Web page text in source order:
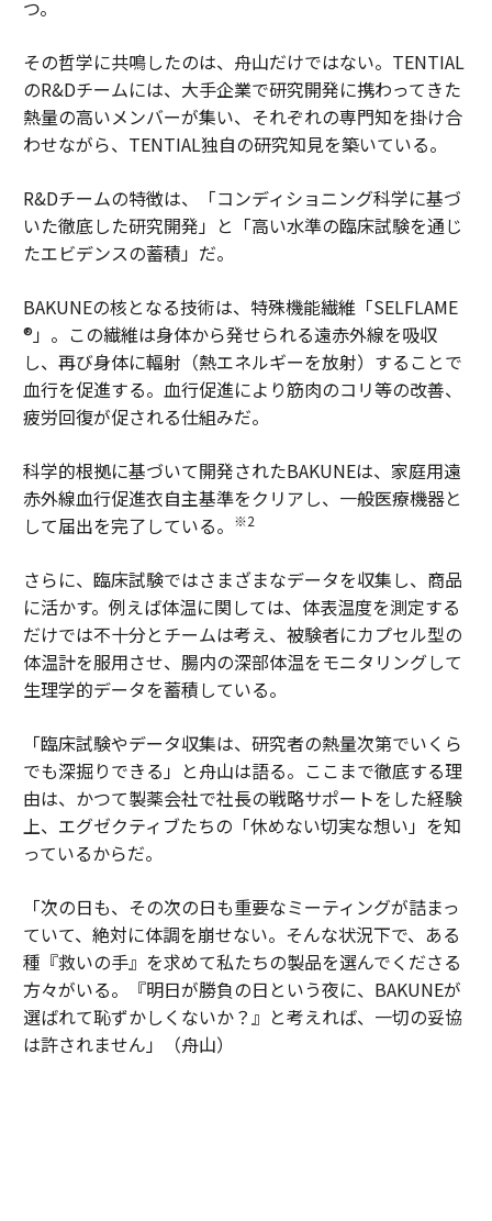
つ。
その哲学に共鳴したのは、舟山だけではない。TENTIAL
のR&Dチームには、大手企業で研究開発に携わってきた
熱量の高いメンバーが集い、それぞれの専門知を掛け合
わせながら、TENTIAL独自の研究知見を築いている。
R&Dチームの特徴は、「コンディショニング科学に基づ
いた徹底した研究開発」と「高い水準の臨床試験を通じ
たエビデンスの蓄積」だ。
BAKUNEの核となる技術は、特殊機能繊維「SELFLAME
®」。この繊維は身体から発せられる遠赤外線を吸収
し、再び身体に輻射（熱エネルギーを放射）することで
血行を促進する。血行促進により筋肉のコリ等の改善、
疲労回復が促される仕組みだ。
科学的根拠に基づいて開発されたBAKUNEは、家庭用遠
赤外線血行促進衣自主基準をクリアし、一般医療機器と
して届出を完了している。
※2
さらに、臨床試験ではさまざまなデータを収集し、商品
に活かす。例えば体温に関しては、体表温度を測定する
だけでは不十分とチームは考え、被験者にカプセル型の
体温計を服用させ、腸内の深部体温をモニタリングして
生理学的データを蓄積している。
「臨床試験やデータ収集は、研究者の熱量次第でいくら
でも深掘りできる」と舟山は語る。ここまで徹底する理
由は、かつて製薬会社で社長の戦略サポートをした経験
上、エグゼクティブたちの「休めない切実な想い」を知
っているからだ。
「次の日も、その次の日も重要なミーティングが詰まっ
ていて、絶対に体調を崩せない。そんな状況下で、ある
種『救いの手』を求めて私たちの製品を選んでくださる
方々がいる。『明日が勝負の日という夜に、BAKUNEが
選ばれて恥ずかしくないか？』と考えれば、一切の妥協
は許されません」（舟山）